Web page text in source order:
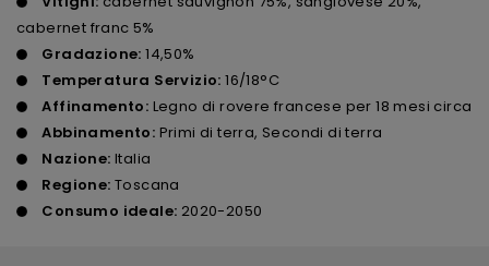
cabernet franc 5%
Gradazione:14,50%
Temperatura Servizio:16/18°C
Affinamento: Legno di rovere francese per 18 mesi circa
Abbinamento: Primi di terra, Secondi di terra
Nazione:Italia
Regione:Toscana
Consumo ideale: 2020-2050